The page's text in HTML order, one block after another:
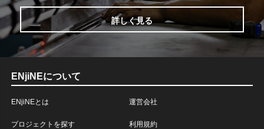
詳しく見る
ENjiNEについて
ENjiNEとは
プロジェクトを探す
運営会社
利用規約